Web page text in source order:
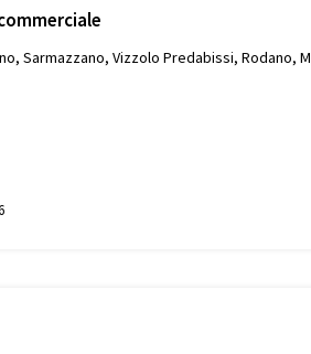
Sarmazzano, Vizzolo Predabissi, Rodano,